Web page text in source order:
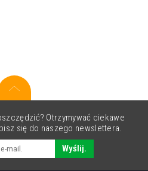
Otrzymywać ciekawe
się do naszego newslettera.
Wyślij.